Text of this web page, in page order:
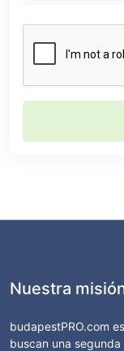
Nuestra
budapestPRO.com
buscan una